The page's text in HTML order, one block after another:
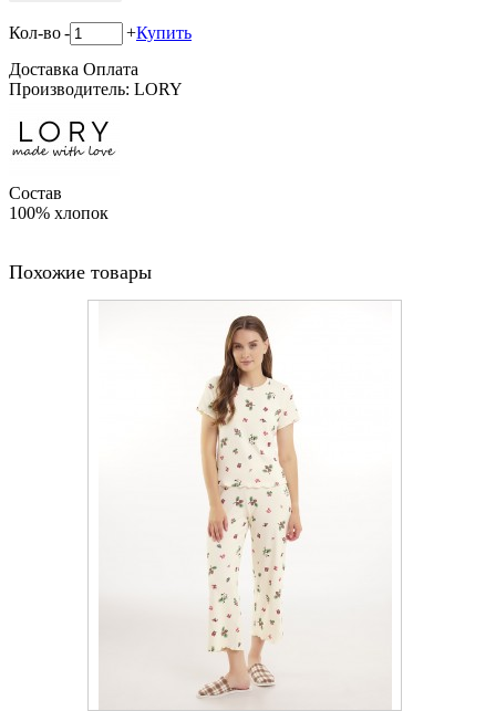
Кол-во- +Купить
Доставка Оплата
Производитель: LORY
Состав
100% хлопок
Похожие товары